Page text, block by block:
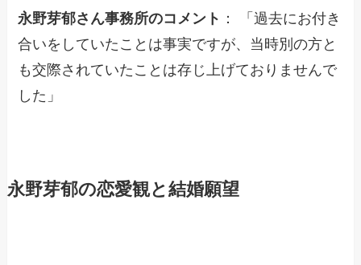
永野芽郁さん事務所のコメント ： 「過去にお付き
合いをしていたことは事実ですが、当時別の方と
も交際されていたことは存じ上げておりませんで
した」
永野芽郁の恋愛観と結婚願望